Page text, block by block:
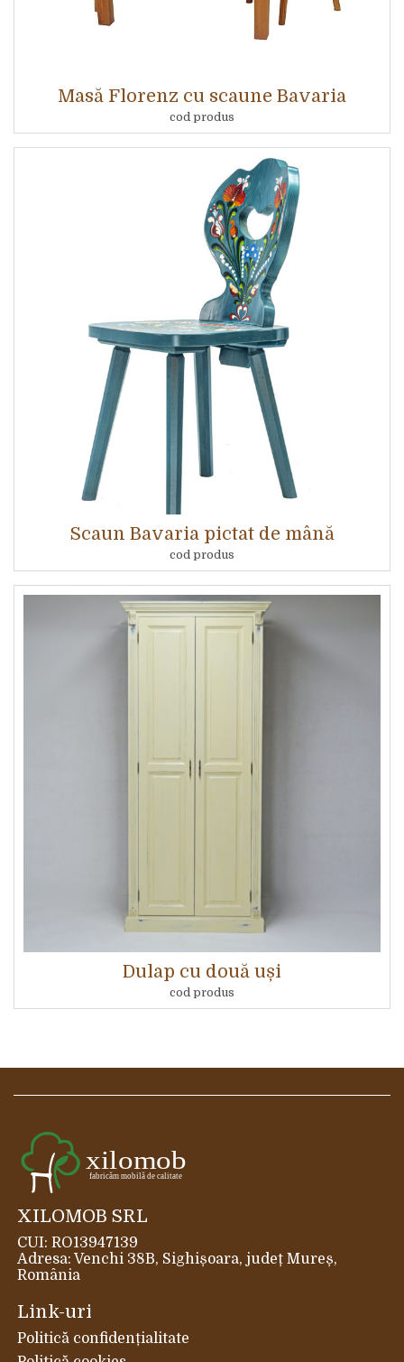
Masă Florenz cu scaune Bavaria
cod produs
Scaun Bavaria pictat de mână
cod produs
Dulap cu două uși
cod produs
XILOMOB SRL
CUI: RO13947139
Adresa: Venchi 38B, Sighișoara, județ Mureș,
România
Link-uri
Politică confidențialitate